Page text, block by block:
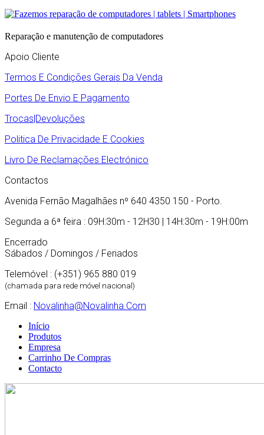
Reparação e manutenção de computadores
Apoio Cliente
Termos E Condições Gerais Da Venda
Portes De Envio E Pagamento
Trocas|Devoluções
Politica De Privacidade E Cookies
Livro De Reclamações Electrónico
Contactos
Avenida Fernão Magalhães nº 640 4350 150 - Porto.
Segunda a 6ª feira : 09H:30m - 12H30 | 14H:30m - 19H:00m
Encerrado
Sábados / Domingos / Feriados
Telemóvel : (+351) 965 880 019
(chamada para rede móvel nacional)
Email : Novalinha@novalinha.com
Início
Produtos
Empresa
Carrinho De Compras
Contacto